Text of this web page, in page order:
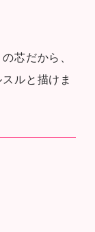
芯だから、
ルと描けま